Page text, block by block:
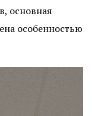
основная
особенностью